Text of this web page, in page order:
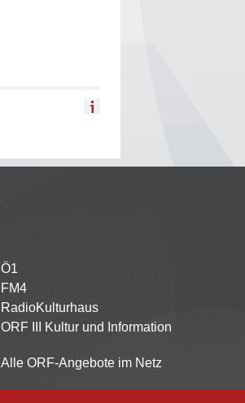
Partnersender
Ö1
FM4
RadioKulturhaus
ORF III Kultur und Information
Alle ORF-Angebote im Netz